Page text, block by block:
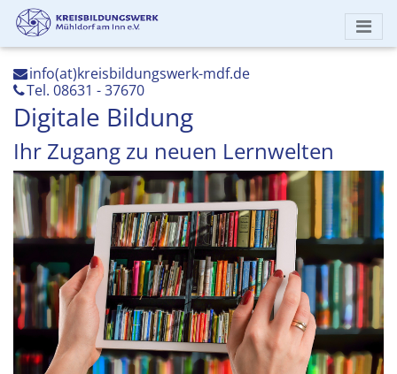
info(at)kreisbildungswerk-mdf.de
Tel. 08631 - 37670
Digitale Bildung
Ihr Zugang zu neuen Lernwelten